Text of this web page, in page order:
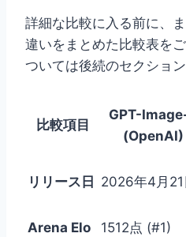
詳細な比較に入る前に、
違いをまとめた比較表を
ついては後続のセクショ
比較項目
GPT-
(OpenAI)
リリース日 2026年4月21
Arena Elo
1512点 (#1)